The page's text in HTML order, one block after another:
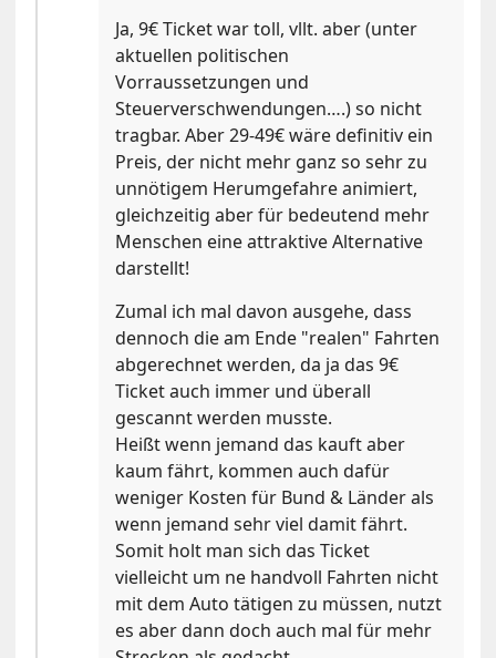
Ja, 9€ Ticket war toll, vllt. aber (unter
aktuellen politischen
Vorraussetzungen und
Steuerverschwendungen….) so nicht
tragbar. Aber 29-49€ wäre definitiv ein
Preis, der nicht mehr ganz so sehr zu
unnötigem Herumgefahre animiert,
gleichzeitig aber für bedeutend mehr
Menschen eine attraktive Alternative
darstellt!
Zumal ich mal davon ausgehe, dass
dennoch die am Ende "realen" Fahrten
abgerechnet werden, da ja das 9€
Ticket auch immer und überall
gescannt werden musste.
Heißt wenn jemand das kauft aber
kaum fährt, kommen auch dafür
weniger Kosten für Bund & Länder als
wenn jemand sehr viel damit fährt.
Somit holt man sich das Ticket
vielleicht um ne handvoll Fahrten nicht
mit dem Auto tätigen zu müssen, nutzt
es aber dann doch auch mal für mehr